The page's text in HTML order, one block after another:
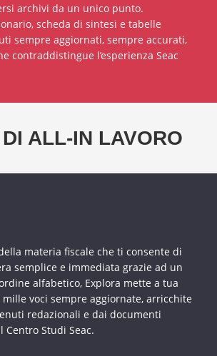
archivi da un unico punto.
scheda di sintesi e tabelle
sempre aggiornati, sempre accurati,
contraddistingue l’esperienza Seac
ALL-IN LAVORO
materia fiscale che ti consente di
semplice e immediata grazie ad un
alfabetico, Explora mette a tua
voci sempre aggiornate, arricchite
redazionali e dai documenti
Studi Seac.